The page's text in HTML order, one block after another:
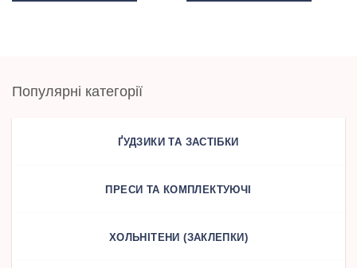
Популярні категорії
ҐУДЗИКИ ТА ЗАСТІБКИ
ПРЕСИ ТА КОМПЛЕКТУЮЧІ
ХОЛЬНІТЕНИ (ЗАКЛЕПКИ)